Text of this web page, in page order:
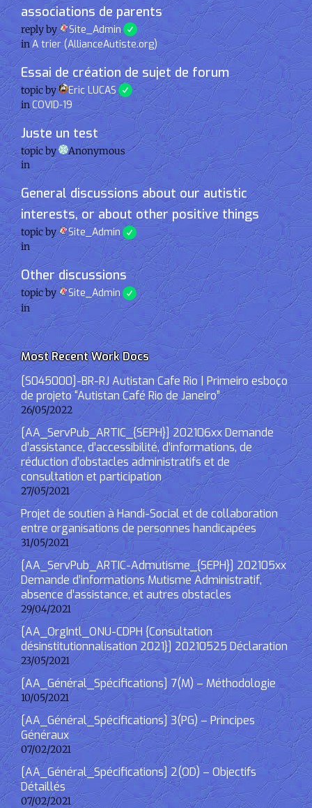
associations de parents
reply by Site_Admin
inA trier (AllianceAutiste.org)
Essai de création de sujet de forum
topic by Eric LUCAS
inCOVID-19
Juste un test
topic by
Anonymous
in
General discussions about our autistic
interests, or about other positive things
topic by Site_Admin
in
Other discussions
topic by Site_Admin
in
Most Recent Work Docs
[S045000]-BR-RJ Autistan Cafe Rio | Primeiro esboço
de projeto “Autistan Café Rio de Janeiro”
26/05/2022
[AA_ServPub_ARTIC_{SEPH}] 202106xx Demande
d’assistance, d’accessibilité, d’informations, de
réduction d’obstacles administratifs et de
consultation et participation
27/05/2021
Projet de soutien à Handi-Social et de collaboration
entre organisations de personnes handicapées
31/05/2021
[AA_ServPub_ARTIC-Admutisme_{SEPH}] 202105xx
Demande d’informations Mutisme Administratif,
absence d’assistance, et autres obstacles
29/04/2021
[AA_OrgIntl_ONU-CDPH {Consultation
désinstitutionnalisation 2021}] 20210525 Déclaration
23/05/2021
[AA_Général_Spécifications] 7(M) – Méthodologie
10/05/2021
[AA_Général_Spécifications] 3(PG) – Principes
Généraux
07/02/2021
[AA_Général_Spécifications] 2(OD) – Objectifs
Détaillés
07/02/2021